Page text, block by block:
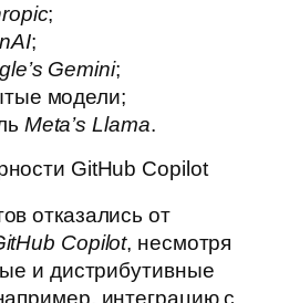
;
;
Gemini;
модели;
Meta’s Llama.
GitHub Copilot
отказались от
Copilot, несмотря
и дистрибутивные
интеграцию с